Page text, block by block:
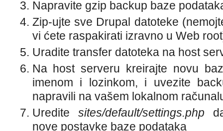
Napravite gzip backup baze
Zip-ujte sve Drupal datoteke
vi ćete raspakirati izravno u Web
Uradite transfer datoteka na host
Na host serveru kreirajte novu
imenom i lozinkom, i uvezite
napravili na vašem lokalnom
Uredite sites/default/settings.php
nove postavke baze podataka